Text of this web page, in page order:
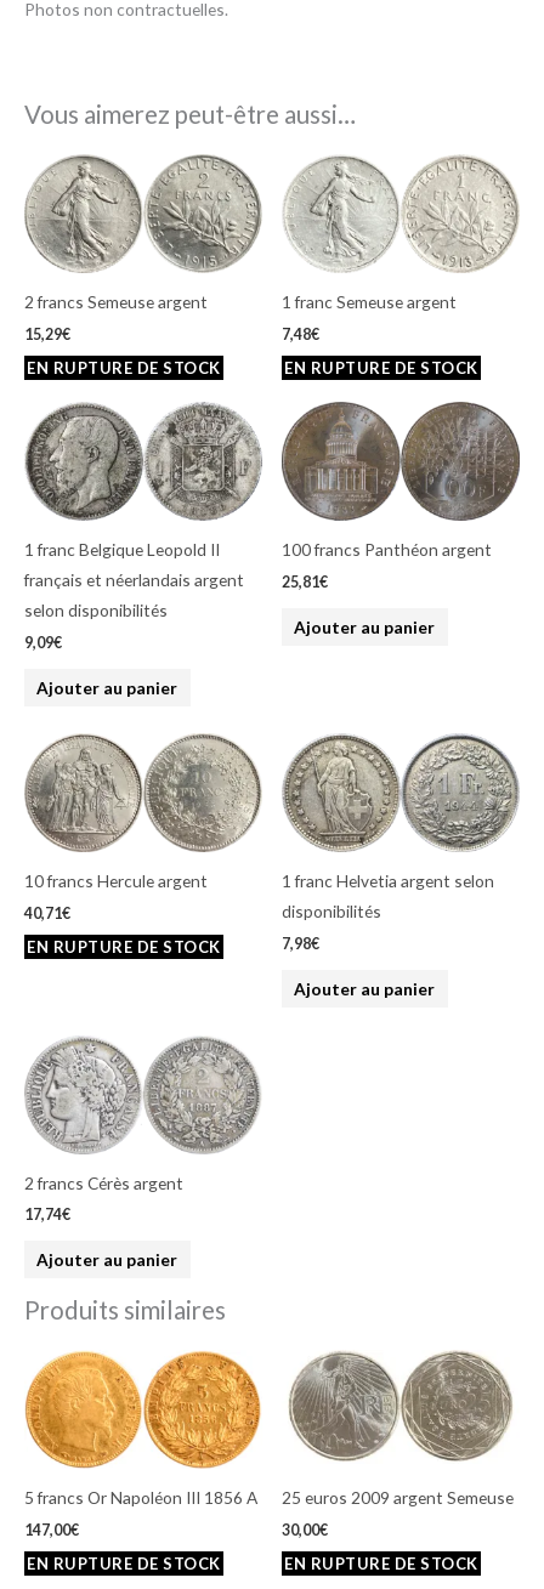
Photos non contractuelles.
Vous aimerez peut-être aussi…
2 francs Semeuse argent
15,29€
1 franc Semeuse argent
7,48€
1 franc Belgique Leopold II
français et néerlandais argent
selon disponibilités
9,09€
Ajouter au panier
100 francs Panthéon argent
25,81€
Ajouter au panier
10 francs Hercule argent
40,71€
1 franc Helvetia argent selon
disponibilités
7,98€
Ajouter au panier
2 francs Cérès argent
17,74€
Ajouter au panier
Produits similaires
5 francs Or Napoléon III 1856 A
147,00€
25 euros 2009 argent Semeuse
30,00€